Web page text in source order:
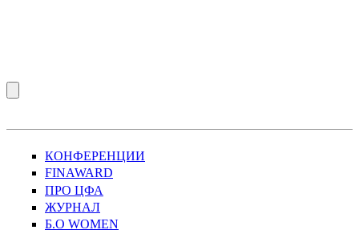
КОНФЕРЕНЦИИ
FINAWARD
ПРО ЦФА
ЖУРНАЛ
Б.О WOMEN